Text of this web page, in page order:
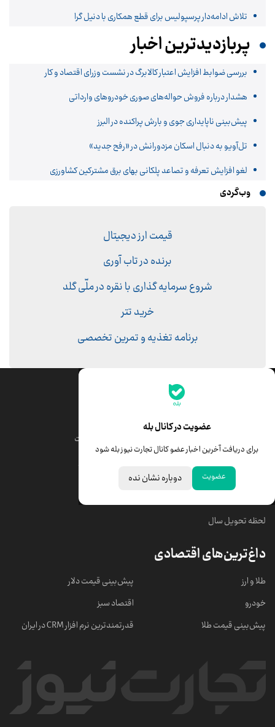
تلاش ادامه‌دار پرسپولیس برای قطع همکاری با دنیل گرا
پربازدیدترین اخبار
بررسی ضوابط افزایش اعتبار کالابرگ در نشست وزرای اقتصاد و کار
هشدار درباره فروش حواله‌های صوری خودروهای وارداتی
پیش‌بینی ناپایداری جوی و بارش پراکنده در البرز
تل‌آویو به دنبال اسکان مزدورانش در «رفح جدید»
لغو افزایش تعرفه و تصاعد پلکانی بهای برق مشترکین کشاورزی
وب‌گردی
قیمت ارز دیجیتال
برنده در تاب آوری
شروع سرمایه گذاری با نقره در ملّی گلد
خرید تتر
برنامه تغذیه و تمرین تخصصی
عضویت در کانال بله
برای دریافت آخرین اخبار عضو کانال تجارت نیوز بله شود
عضویت دوباره نشان نده
جدیدترین قیمت‌ها
قیمت درهم امارات
خبرهای مهم
لحظه تحویل سال
داغ‌ترین‌های اقتصادی
طلا و ارز
خودرو
پیش‌بینی قیمت طلا
پیش‌بینی قیمت دلار
اقتصاد سبز
قدرتمندترین نرم‌ افزار CRM در ایران